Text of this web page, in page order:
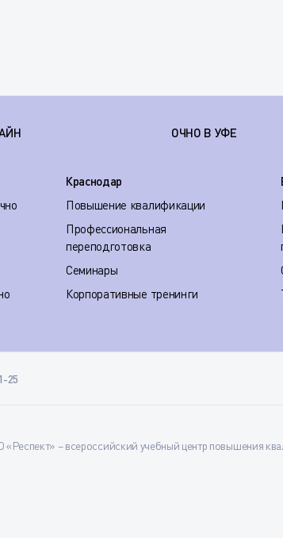
ОЧНО В УФЕ
Краснодар
Повышение квалификации
Профессиональная
переподготовка
Семинары
Корпоративные тренинги
25
– всероссийский учебный центр повышения